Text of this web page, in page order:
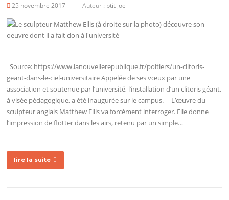
25 novembre 2017 Auteur : ptit joe
Source: https://www.lanouvellerepublique.fr/poitiers/un-clitoris-
geant-dans-le-ciel-universitaire Appelée de ses vœux par une
association et soutenue par l’université, l’installation d’un clitoris géant,
à visée pédagogique, a été inaugurée sur le campus. L’œuvre du
sculpteur anglais Matthew Ellis va forcément interroger. Elle donne
l’impression de flotter dans les airs, retenu par un simple…
lire la suite